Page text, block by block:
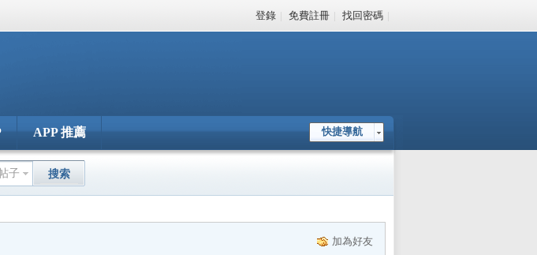
登錄 | 免費註冊 | 找回密碼 |
快捷導航
APP 推薦
子 搜索
加為好友